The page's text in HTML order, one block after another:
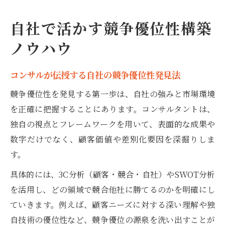
自社で活かす競争優位性構築
ノウハウ
コンサルが伝授する自社の競争優位性発見法
競争優位性を発見する第一歩は、自社の強みと市場環境
を正確に把握することにあります。コンサルタントは、
独自の視点とフレームワークを用いて、表面的な成果や
数字だけでなく、顧客価値や差別化要因を深掘りしま
す。
具体的には、3C分析（顧客・競合・自社）やSWOT分析
を活用し、どの領域で競合他社に勝てるのかを明確にし
ていきます。例えば、顧客ニーズに対する深い理解や独
自技術の優位性など、競争優位の源泉を洗い出すことが